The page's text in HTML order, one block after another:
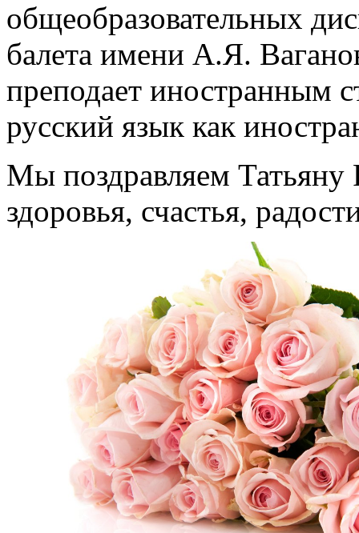
общеобразовательных
балета имени А.Я.
преподает иностранным
русский язык как
Мы поздравляем
здоровья, счастья,